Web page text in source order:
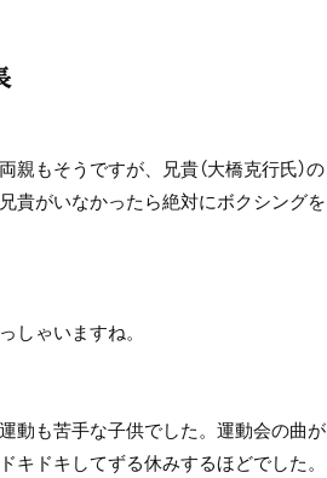
もそうですが、兄貴（大橋克行氏）の
貴がいなかったら絶対にボクシングを
しゃいますね。
動も苦手な子供でした。運動会の曲が
キドキしてずる休みするほどでした。